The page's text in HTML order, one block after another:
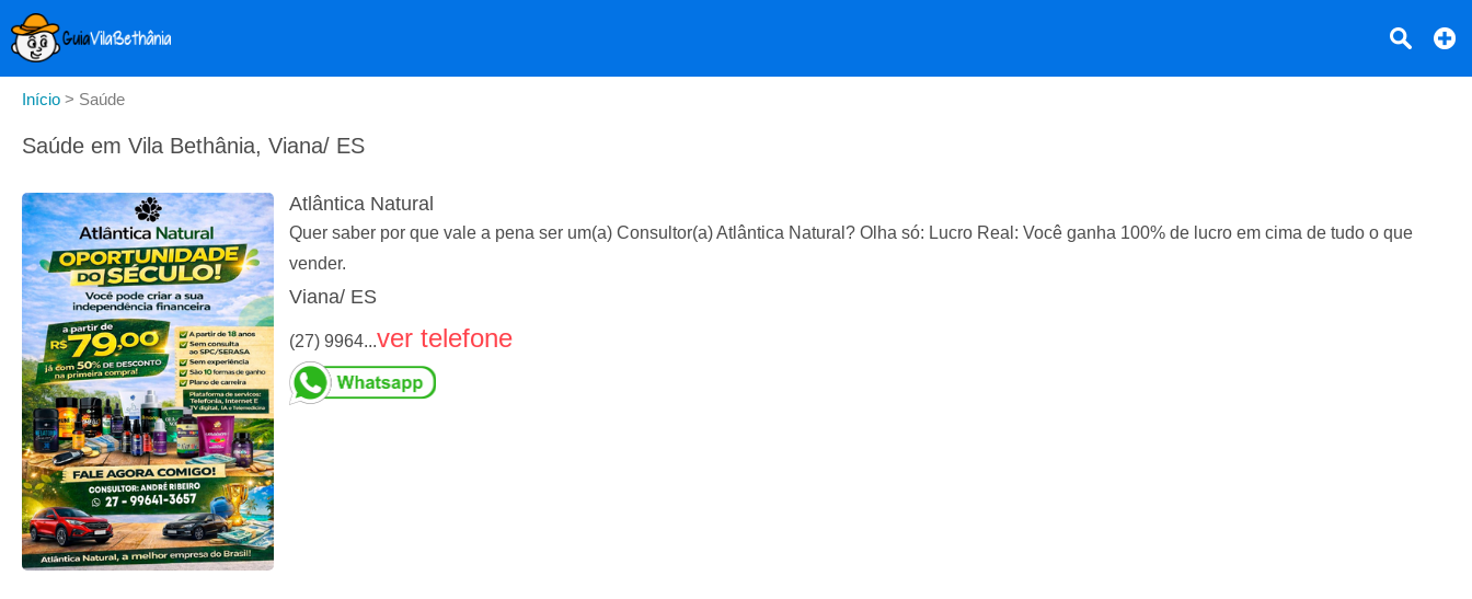
Início > Saúde
Saúde em Vila Bethânia, Viana/ ES
Atlântica Natural
Quer saber por que vale a pena ser um(a) Consultor(a) Atlântica Natural? Olha só: Lucro Real: Você ganha 100% de lucro em cima de tudo o que
vender.
Viana/ ES
(27) 9964...ver telefone